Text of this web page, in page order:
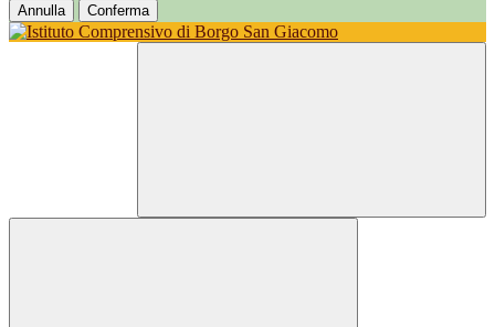
Annulla Conferma